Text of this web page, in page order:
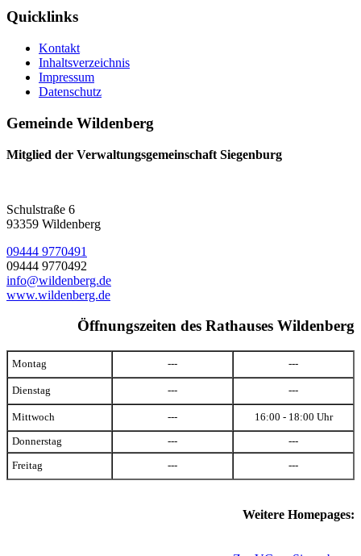
Quicklinks
Kontakt
Inhaltsverzeichnis
Impressum
Datenschutz
Gemeinde Wildenberg
Mitglied der Verwaltungsgemeinschaft Siegenburg
Schulstraße 6
93359 Wildenberg
09444 9770491
09444 9770492
info@wildenberg.de
www.wildenberg.de
Öffnungszeiten des Rathauses Wildenberg
Montag --- ---
Dienstag --- ---
Mittwoch --- 16:00 - 18:00 Uhr
Donnerstag --- ---
Freitag --- ---
Weitere Homepages: